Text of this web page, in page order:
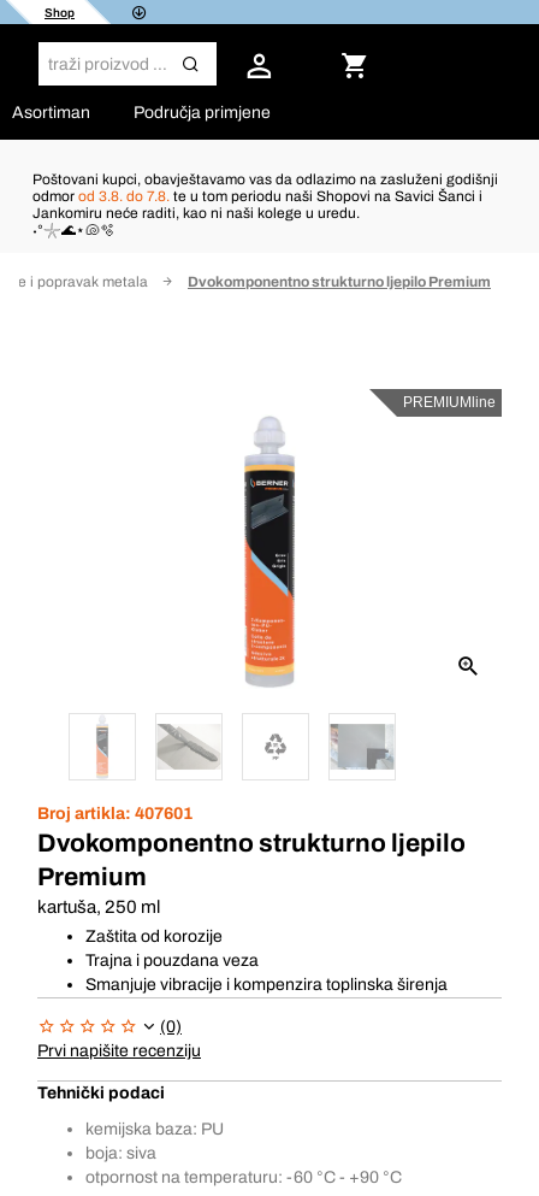
Shop
Asortiman Područja primjene
Poštovani kupci, obavještavamo vas da odlazimo na zasluženi godišnji
odmor od 3.8. do 7.8. te u tom periodu naši Shopovi na Savici Šanci i
Jankomiru neće raditi, kao ni naši kolege u uredu.
˖°𓇼🌊⋆🐚🫧
i popravak metala Dvokomponentno strukturno ljepilo Premium
PREMIUMline
Broj artikla: 407601
Dvokomponentno strukturno ljepilo
Premium
kartuša, 250 ml
Zaštita od korozije
Trajna i pouzdana veza
Smanjuje vibracije i kompenzira toplinska širenja
(0)
Prvi napišite recenziju
Tehnički podaci
kemijska baza: PU
boja: siva
otpornost na temperaturu: -60 °C - +90 °C